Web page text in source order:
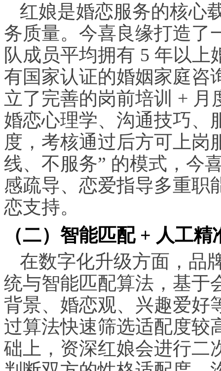
红娘是婚恋服务的核心
务质量。今喜良缘打造了
队成员平均拥有 5 年以上
有国家认证的婚姻家庭咨
立了完善的岗前培训 +
婚恋心理学、沟通技巧、
度，考核通过后方可上岗
线、不服务” 的模式，今
感疏导、恋爱指导多重职
恋支持。
（二）智能匹配 + 人工
在数字化升级方面，品
统与智能匹配算法，基于
背景、婚恋观、兴趣爱好
过算法快速筛选适配度较
础上，资深红娘会进行二